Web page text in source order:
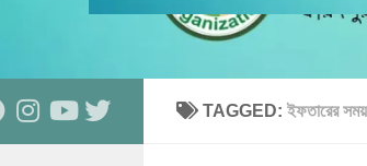
TAGGED: ইফতারের